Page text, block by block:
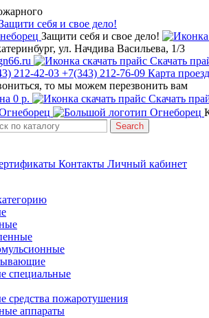
себя и свое дело!
Защити себя и свое дело!
ул. Начдива Васильева, 1/3
Скачать
212-42-03 +7(343) 212-76-09 Карта
то мы можем перезвонить вам
0 р. Скачать
Search
Контакты Личный кабинет
специальные
средства пожаротушения
аппараты